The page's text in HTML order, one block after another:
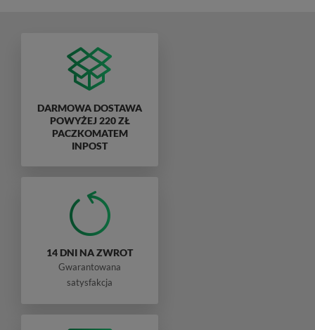
DARMOWA DOSTAWA
POWYŻEJ 220 ZŁ
PACZKOMATEM
INPOST
14 DNI NA ZWROT
Gwarantowana
satysfakcja